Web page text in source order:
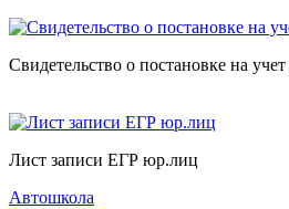
Свидетельство о постановке на
Лист записи ЕГР юр.лиц
Автошкола